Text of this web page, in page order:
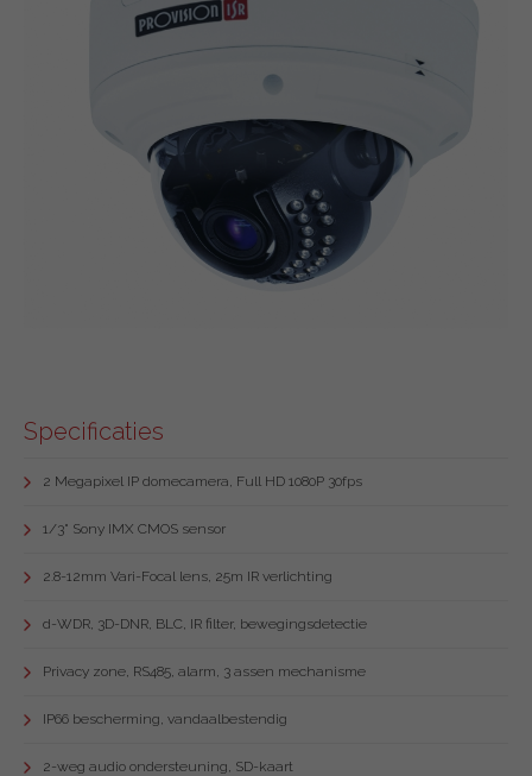
Specificaties
2 Megapixel IP domecamera, Full HD 1080P 30fps
1/3" Sony IMX CMOS sensor
2.8-12mm Vari-Focal lens, 25m IR verlichting
d-WDR, 3D-DNR, BLC, IR filter, bewegingsdetectie
Privacy zone, RS485, alarm, 3 assen mechanisme
IP66 bescherming, vandaalbestendig
2-weg audio ondersteuning, SD-kaart